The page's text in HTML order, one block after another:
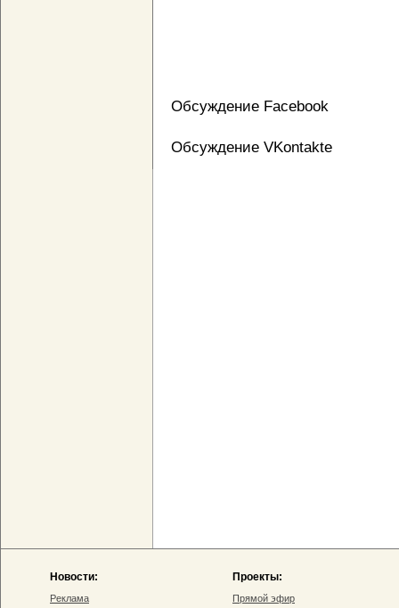
Обсуждение Facebook
Обсуждение VKontakte
Новости:
Реклама
Проекты:
Прямой эфир